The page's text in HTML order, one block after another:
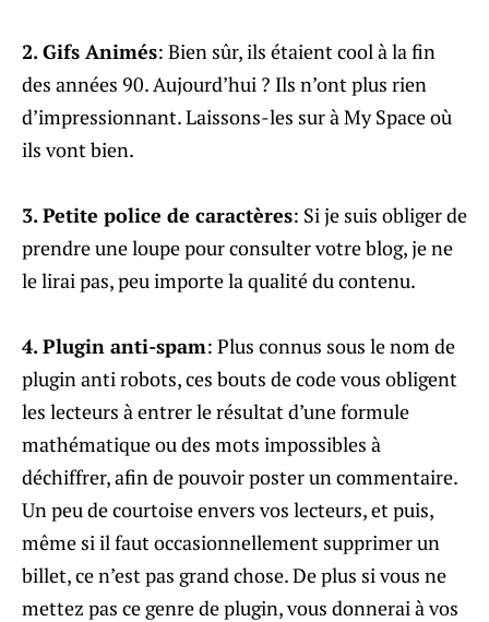
2. Gifs Animés: Bien sûr, ils étaient cool à la fin
des années 90. Aujourd’hui ? Ils n’ont plus rien
d’impressionnant. Laissons-les sur à My Space où
ils vont bien.
3. Petite police de caractères: Si je suis obliger de
prendre une loupe pour consulter votre blog, je ne
le lirai pas, peu importe la qualité du contenu.
4. Plugin anti-spam: Plus connus sous le nom de
plugin anti robots, ces bouts de code vous obligent
les lecteurs à entrer le résultat d’une formule
mathématique ou des mots impossibles à
déchiffrer, afin de pouvoir poster un commentaire.
Un peu de courtoise envers vos lecteurs, et puis,
même si il faut occasionnellement supprimer un
billet, ce n’est pas grand chose. De plus si vous ne
mettez pas ce genre de plugin, vous donnerai à vos